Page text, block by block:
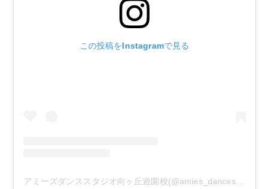
この投稿をInstagramで見る
アミーズダンススタジオ向ヶ丘遊園校(@amies_dancestudio)がシェアした投稿